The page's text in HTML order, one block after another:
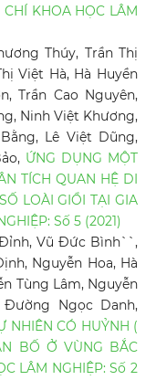
CHÍ KHOA HỌC LÂM
Thúy, Trần Thị
Việt Hà, Hà Huyền
Trần Cao Nguyên,
Ninh Việt Khương,
Lê Việt Dũng,
ỨNG DỤNG MỘT
TÍCH QUAN HỆ DI
LOÀI GIỔI TẠI GIA
Số 5 (2021)
Đỉnh, Vũ Đức Bình``,
Nguyễn Hoa, Hà
Tùng Lâm, Nguyễn
Đường Ngọc Danh,
NHIÊN CÓ HUỶNH (
BỐ Ở VÙNG BẮC
LÂM NGHIỆP: Số 2